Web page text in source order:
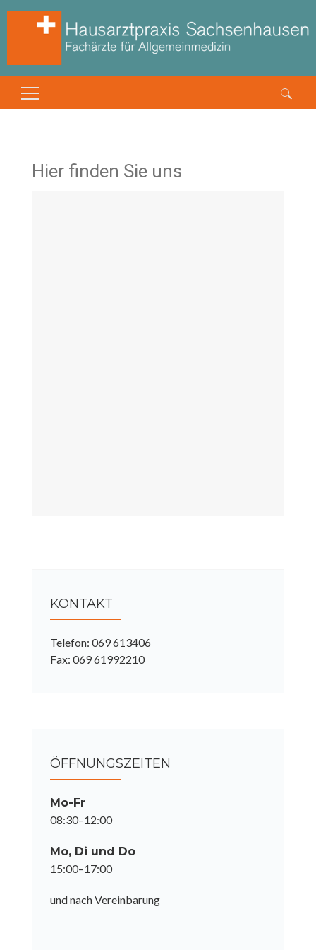
Suchen
Hier finden Sie uns
KONTAKT
Telefon: 069 613406
Fax: 069 61992210
ÖFFNUNGSZEITEN
Mo-Fr
08:30–12:00
Mo, Di und Do
15:00–17:00
und nach Vereinbarung